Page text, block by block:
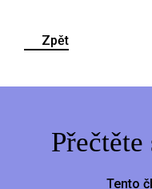
Zpět
Tento